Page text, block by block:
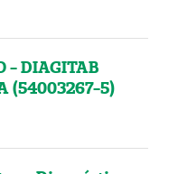
- DIAGITAB
(54003267-5)